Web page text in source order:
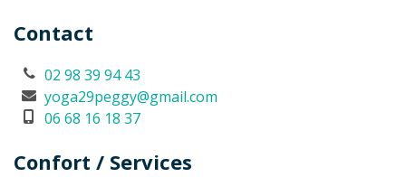
Contact
02 98 39 94 43
yoga29peggy@gmail.com
06 68 16 18 37
Confort / Services